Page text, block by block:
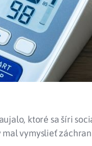
ktoré sa šíri
vymyslieť